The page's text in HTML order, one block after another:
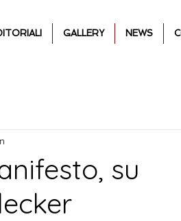
GALLERY NEWS
su